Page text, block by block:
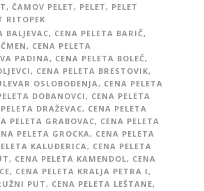
, ČAMOV PELET, PELET, PELET
RITOPEK
BALJEVAC, CENA PELETA BARIČ,
, CENA PELETA
PADINA, CENA PELETA BOLEČ,
, CENA PELETA BRESTOVIK,
OSLOBOĐENJA, CENA PELETA
DOBANOVCI, CENA PELETA
DRAŽEVAC, CENA PELETA
PELETA GRABOVAC, CENA PELETA
PELETA GROCKA, CENA PELETA
KALUĐERICA, CENA PELETA
, CENA PELETA KAMENDOL, CENA
, CENA PELETA KRALJA PETRA I,
PUT, CENA PELETA LEŠTANE,